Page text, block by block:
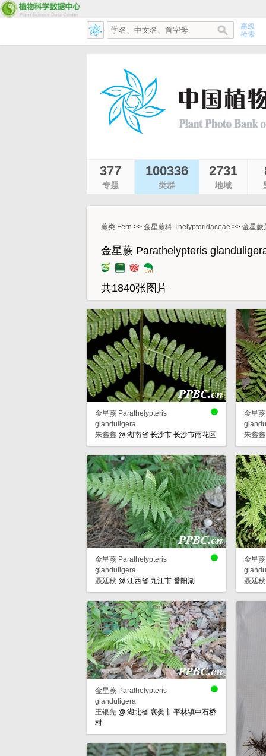
377
专题
100336
类群
2731
地域
蕨类 Fern >> 金星蕨科 Thelypteridaceae >> 金星蕨
金星蕨 Parathelypteris
共1840张图片
金星蕨 Parathelypteris
glanduligera
朱鑫鑫 @湖南省 长沙市 长沙市雨花区
金星
朱鑫鑫
金星蕨 Parathelypteris
glanduligera
聂廷秋 @江西省 九江市 番阳湖
金星
聂廷秋
金星蕨 Parathelypteris
glanduligera
王银先 @湖北省 襄樊市 平林镇中石桥
村